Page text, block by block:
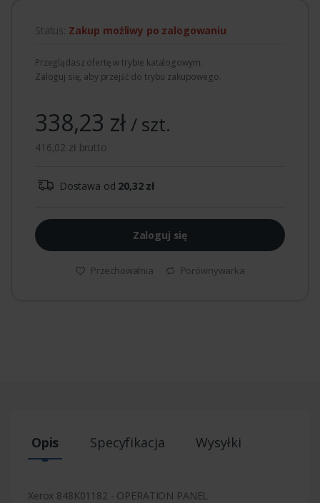
Status: Zakup możliwy po zalogowaniu
Przeglądasz ofertę w trybie katalogowym.
Zaloguj się, aby przejść do trybu zakupowego.
338,23 zł/ szt.
416,02 zł brutto
Dostawa od 20,32 zł
Zaloguj się
Przechowalnia Porównywarka
Opis Specyfikacja Wysyłki
Xerox 848K01182 - OPERATION PANEL